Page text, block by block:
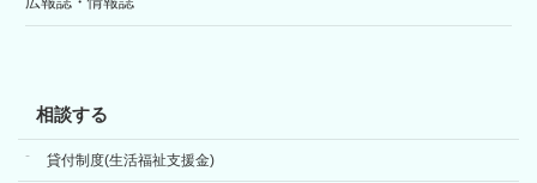
相談する
貸付制度(生活福祉支援金)